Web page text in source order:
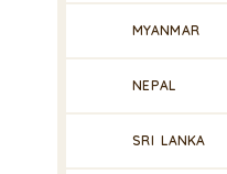
MYANMAR
NEPAL
SRI LANKA